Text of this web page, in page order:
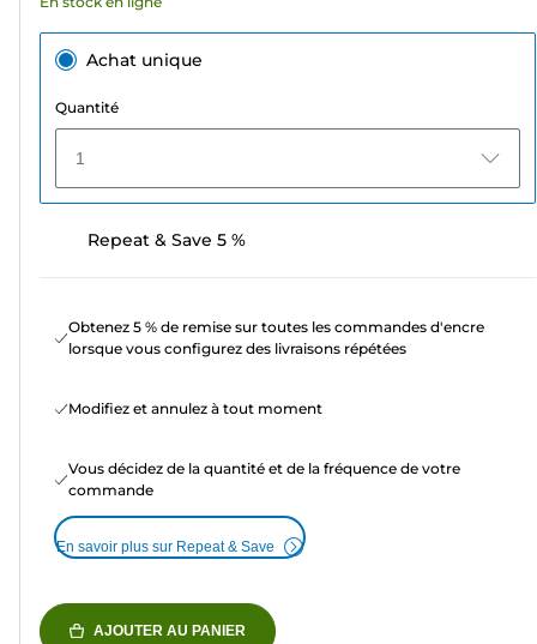
Achat unique
Quantité
1
Repeat & Save 5 %
Obtenez 5 % de remise sur toutes les commandes d'encre
lorsque vous configurez des livraisons répétées
Modifiez et annulez à tout moment
Vous décidez de la quantité et de la fréquence de votre
commande
En savoir plus sur Repeat & Save
AJOUTER AU PANIER